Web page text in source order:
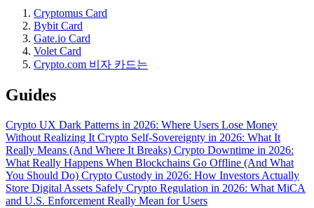
Cryptomus Card
Bybit Card
Gate.io Card
Volet Card
Crypto.com 비자 카드는
Guides
Crypto UX Dark Patterns in 2026: Where Users Lose Money
Without Realizing It Crypto Self-Sovereignty in 2026: What It
Really Means (And Where It Breaks) Crypto Downtime in 2026:
What Really Happens When Blockchains Go Offline (And What
You Should Do) Crypto Custody in 2026: How Investors Actually
Store Digital Assets Safely Crypto Regulation in 2026: What MiCA
and U.S. Enforcement Really Mean for Users